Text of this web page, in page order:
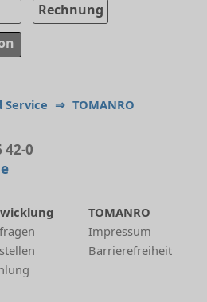
Rechnung
⇒ TOMANRO
42-0
TOMANRO
Impressum
Barrierefreiheit